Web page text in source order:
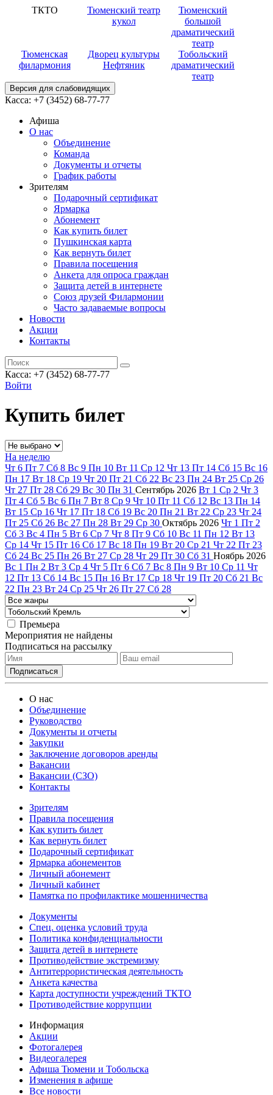
ТКТО
Тюменский театр
кукол
Тюменский
большой
драматический
театр
Тюменская
филармония
Дворец культуры
Нефтяник
Тобольский
драматический
театр
Версия для слабовидящих
Касса: +7 (3452) 68-77-77
Афиша
О нас
Объединение
Команда
Документы и отчеты
График работы
Зрителям
Подарочный сертификат
Ярмарка
Абонемент
Как купить билет
Пушкинская карта
Как вернуть билет
Правила посещения
Анкета для опроса граждан
Защита детей в интернете
Союз друзей Филармонии
Часто задаваемые вопросы
Новости
Акции
Контакты
Касса: +7 (3452) 68-77-77
Войти
Купить билет
На неделю
Чт 6 Пт 7 Сб 8 Вс 9 Пн 10 Вт 11 Ср 12 Чт 13 Пт 14 Сб 15 Вс 16
Пн 17 Вт 18 Ср 19 Чт 20 Пт 21 Сб 22 Вс 23 Пн 24 Вт 25 Ср 26
Чт 27 Пт 28 Сб 29 Вс 30 Пн 31 Сентябрь 2026 Вт 1 Ср 2 Чт 3
Пт 4 Сб 5 Вс 6 Пн 7 Вт 8 Ср 9 Чт 10 Пт 11 Сб 12 Вс 13 Пн 14
Вт 15 Ср 16 Чт 17 Пт 18 Сб 19 Вс 20 Пн 21 Вт 22 Ср 23 Чт 24
Пт 25 Сб 26 Вс 27 Пн 28 Вт 29 Ср 30 Октябрь 2026 Чт 1 Пт 2
Сб 3 Вс 4 Пн 5 Вт 6 Ср 7 Чт 8 Пт 9 Сб 10 Вс 11 Пн 12 Вт 13
Ср 14 Чт 15 Пт 16 Сб 17 Вс 18 Пн 19 Вт 20 Ср 21 Чт 22 Пт 23
Сб 24 Вс 25 Пн 26 Вт 27 Ср 28 Чт 29 Пт 30 Сб 31 Ноябрь 2026
Вс 1 Пн 2 Вт 3 Ср 4 Чт 5 Пт 6 Сб 7 Вс 8 Пн 9 Вт 10 Ср 11 Чт
12 Пт 13 Сб 14 Вс 15 Пн 16 Вт 17 Ср 18 Чт 19 Пт 20 Сб 21 Вс
22 Пн 23 Вт 24 Ср 25 Чт 26 Пт 27 Сб 28
Премьера
Мероприятия не найдены
Подписаться на рассылку
О нас
Объединение
Руководство
Документы и отчеты
Закупки
Заключение договоров аренды
Вакансии
Вакансии (СЗО)
Контакты
Зрителям
Правила посещения
Как купить билет
Как вернуть билет
Подарочный сертификат
Ярмарка абонементов
Личный абонемент
Личный кабинет
Памятка по профилактике мошенничества
Документы
Спец. оценка условий труда
Политика конфиденциальности
Защита детей в интернете
Противодействие экстремизму
Антитеррористическая деятельность
Анкета качества
Карта доступности учреждений ТКТО
Противодействие коррупции
Информация
Акции
Фотогалерея
Видеогалерея
Афиша Тюмени и Тобольска
Изменения в афише
Все новости